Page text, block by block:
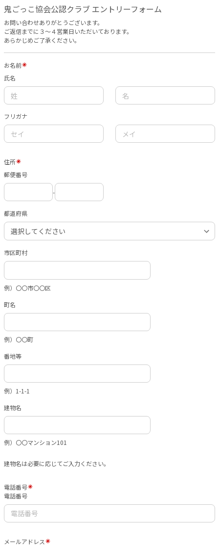
鬼ごっこ協会公認クラブ エントリーフォーム
お問い合わせありがとうございます。
ご返信までに３〜４営業日いただいております。
あらかじめご了承ください。
お名前
氏名
フリガナ
住所
郵便番号
-
都道府県
市区町村
例）〇〇市〇〇区
町名
例）〇〇町
番地等
例）1-1-1
建物名
例）〇〇マンション101
建物名は必要に応じてご入力ください。
電話番号
電話番号
メールアドレス